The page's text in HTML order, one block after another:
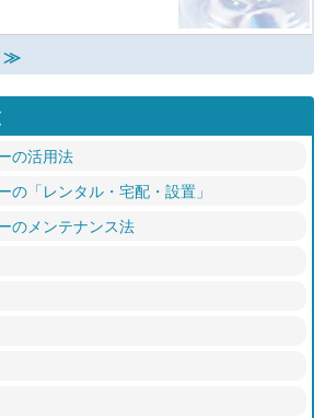
≫
の活用法
の「レンタル・宅配・設置」
のメンテナンス法